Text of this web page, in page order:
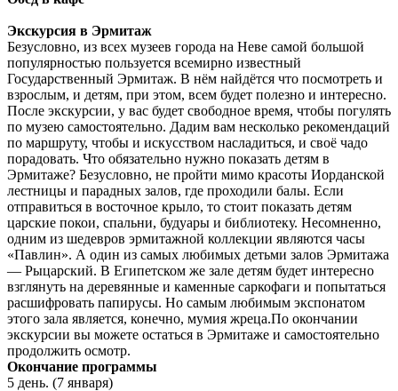
Экскурсия в Эрмитаж
Безусловно, из всех музеев города на Неве самой большой
популярностью пользуется всемирно известный
Государственный Эрмитаж. В нём найдётся что посмотреть и
взрослым, и детям, при этом, всем будет полезно и интересно.
После экскурсии, у вас будет свободное время, чтобы погулять
по музею самостоятельно. Дадим вам несколько рекомендаций
по маршруту, чтобы и искусством насладиться, и своё чадо
порадовать. Что обязательно нужно показать детям в
Эрмитаже? Безусловно, не пройти мимо красоты Иорданской
лестницы и парадных залов, где проходили балы. Если
отправиться в восточное крыло, то стоит показать детям
царские покои, спальни, будуары и библиотеку. Несомненно,
одним из шедевров эрмитажной коллекции являются часы
«Павлин». А один из самых любимых детьми залов Эрмитажа
— Рыцарский. В Египетском же зале детям будет интересно
взглянуть на деревянные и каменные саркофаги и попытаться
расшифровать папирусы. Но самым любимым экспонатом
этого зала является, конечно, мумия жреца.По окончании
экскурсии вы можете остаться в Эрмитаже и самостоятельно
продолжить осмотр.
Окончание программы
5 день. (7 января)